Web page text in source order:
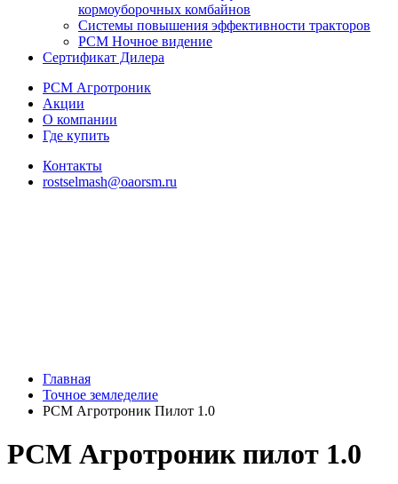
кормоуборочных комбайнов
Системы повышения эффективности тракторов
РСМ Ночное видение
Сертификат Дилера
РСМ Агротроник
Акции
О компании
Где купить
Контакты
rostselmash@oaorsm.ru
Главная
Точное земледелие
РСМ Агротроник Пилот 1.0
РСМ Агротроник пилот 1.0